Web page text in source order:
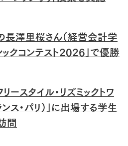
長澤里桜さん（経営会計学
ックコンテスト2026」で優勝
ースタイル・リズミックトワ
ス・パリ）」に出場する学生
問